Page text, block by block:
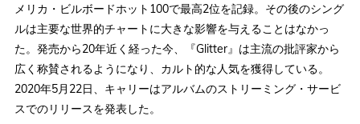
メリカ・ビルボードホット100で最高2位を記録。その後のシング
ルは主要な世界的チャートに大きな影響を与えることはなかっ
た。発売から20年近く経った今、『Glitter』は主流の批評家から
広く称賛されるようになり、カルト的な人気を獲得している。
2020年5月22日、キャリーはアルバムのストリーミング・サービ
スでのリリースを発表した。